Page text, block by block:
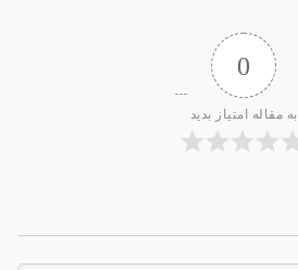
0
به مقاله امتیاز بدید